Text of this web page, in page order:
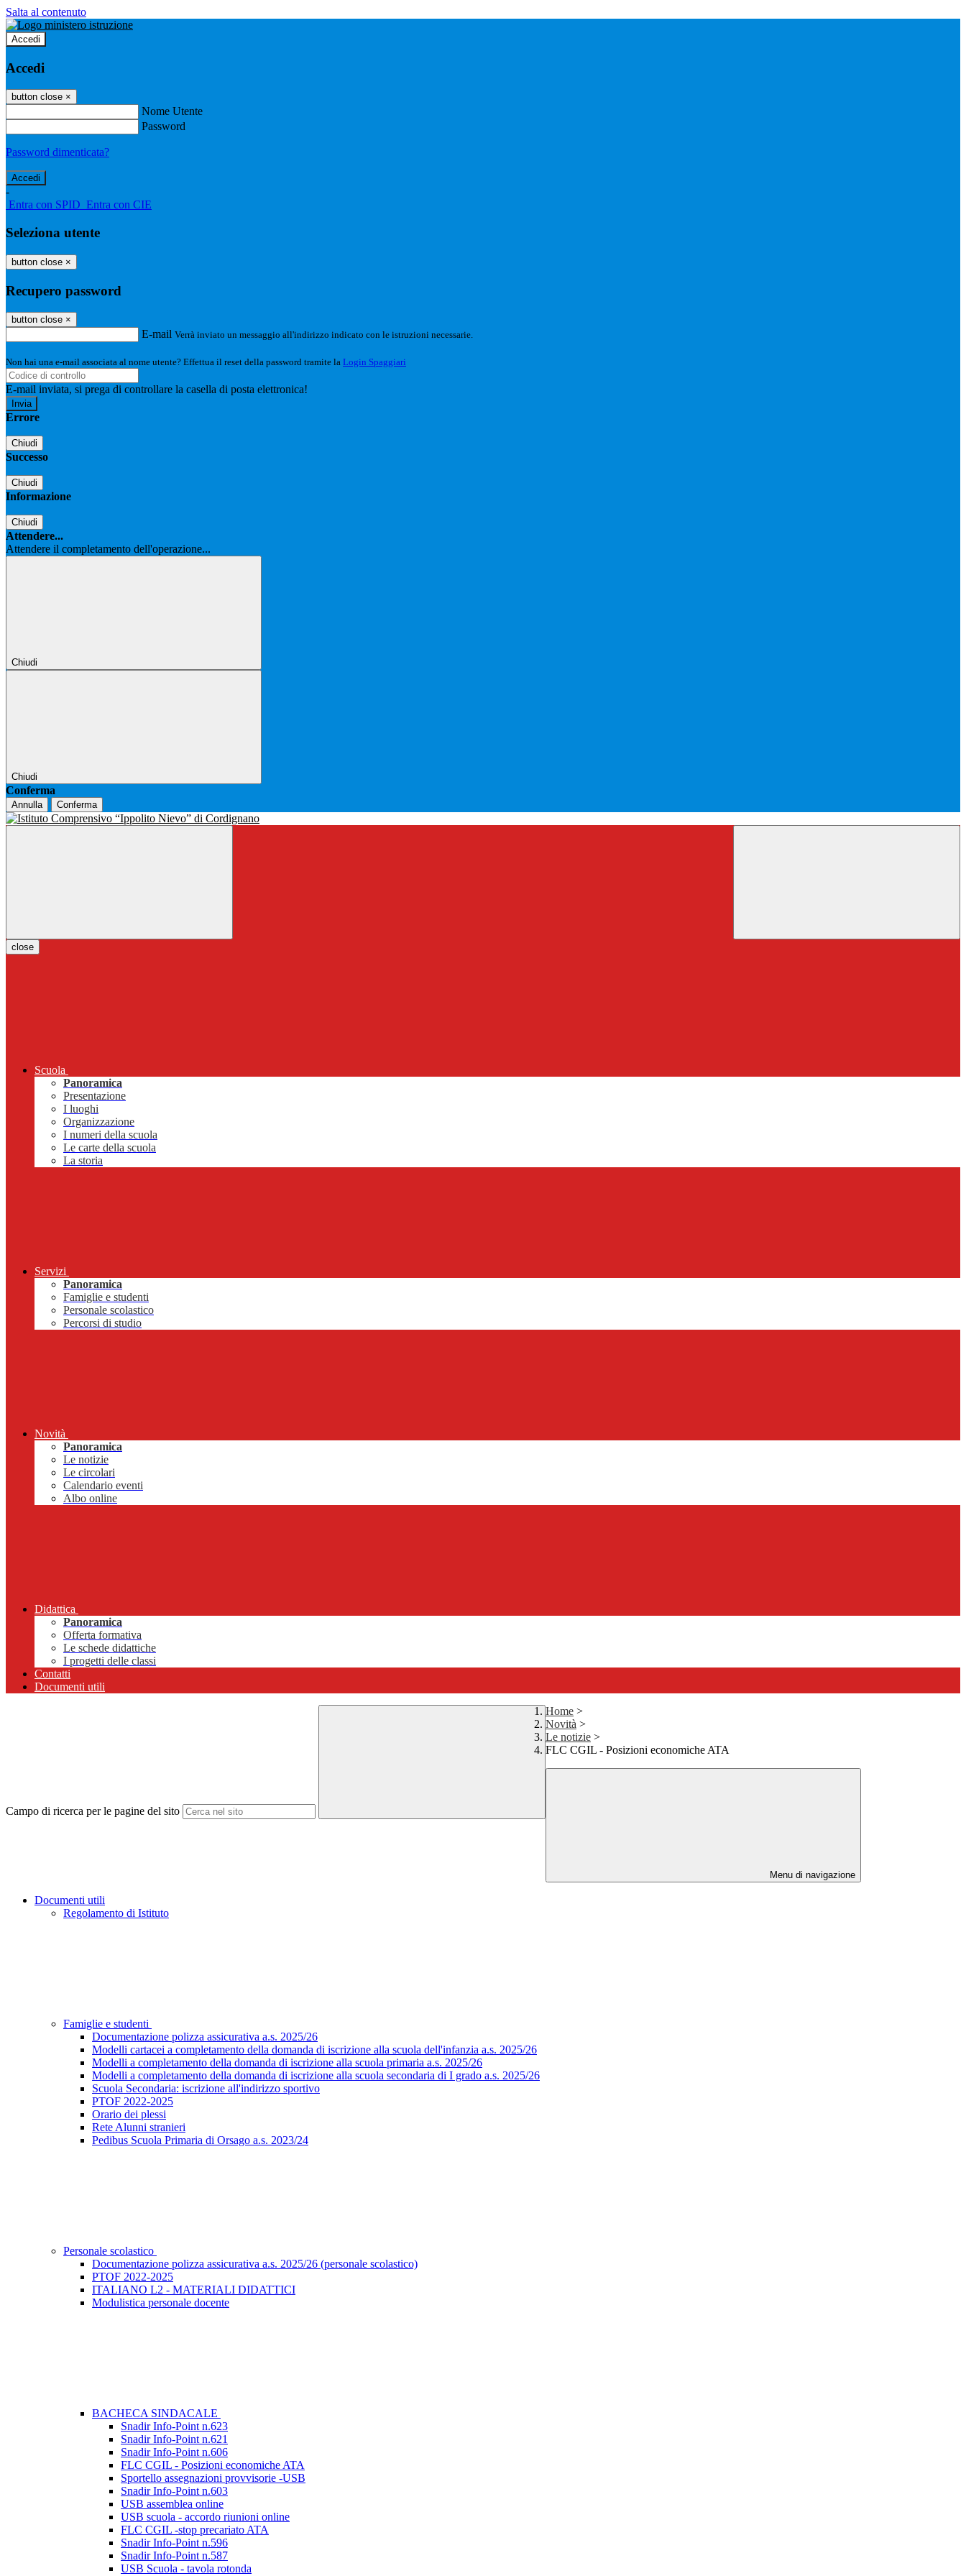
Salta al contenuto
Accedi
Accedi
button close ×
Nome Utente
Password
Password dimenticata?
-
Entra con SPID Entra con CIE
Seleziona utente
button close ×
Recupero password
button close ×
E-mail Verrà inviato un messaggio all'indirizzo indicato con le istruzioni necessarie.
Non hai una e-mail associata al nome utente? Effettua il reset della password tramite la Login Spaggiari
E-mail inviata, si prega di controllare la casella di posta elettronica!
Errore
Chiudi
Successo
Chiudi
Informazione
Chiudi
Attendere...
Attendere il completamento dell'operazione...
Chiudi
Chiudi
Conferma
Annulla Conferma
close
Scuola
Panoramica
Presentazione
I luoghi
Organizzazione
I numeri della scuola
Le carte della scuola
La storia
Servizi
Panoramica
Famiglie e studenti
Personale scolastico
Percorsi di studio
Novità
Panoramica
Le notizie
Le circolari
Calendario eventi
Albo online
Didattica
Panoramica
Offerta formativa
Le schede didattiche
I progetti delle classi
Contatti
Documenti utili
Campo di ricerca per le pagine del sito
Home >
Novità >
Le notizie >
FLC CGIL - Posizioni economiche ATA
Menu di navigazione
Documenti utili
Regolamento di Istituto
Famiglie e studenti
Documentazione polizza assicurativa a.s. 2025/26
Modelli cartacei a completamento della domanda di iscrizione alla scuola dell'infanzia a.s. 2025/26
Modelli a completamento della domanda di iscrizione alla scuola primaria a.s. 2025/26
Modelli a completamento della domanda di iscrizione alla scuola secondaria di I grado a.s. 2025/26
Scuola Secondaria: iscrizione all'indirizzo sportivo
PTOF 2022-2025
Orario dei plessi
Rete Alunni stranieri
Pedibus Scuola Primaria di Orsago a.s. 2023/24
Personale scolastico
Documentazione polizza assicurativa a.s. 2025/26 (personale scolastico)
PTOF 2022-2025
ITALIANO L2 - MATERIALI DIDATTICI
Modulistica personale docente
BACHECA SINDACALE
Snadir Info-Point n.623
Snadir Info-Point n.621
Snadir Info-Point n.606
FLC CGIL - Posizioni economiche ATA
Sportello assegnazioni provvisorie -USB
Snadir Info-Point n.603
USB assemblea online
USB scuola - accordo riunioni online
FLC CGIL -stop precariato ATA
Snadir Info-Point n.596
Snadir Info-Point n.587
USB Scuola - tavola rotonda